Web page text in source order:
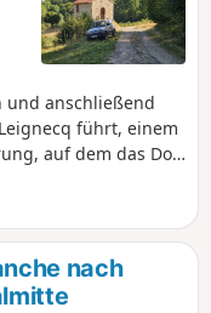
und anschließend
führt, einem
auf dem das Dorf
mit einem für diese
nach